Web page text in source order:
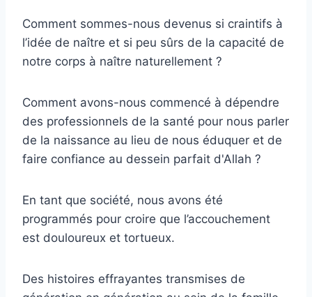
Comment sommes-nous devenus si craintifs à
l’idée de naître et si peu sûrs de la capacité de
notre corps à naître naturellement ?
Comment avons-nous commencé à dépendre
des professionnels de la santé pour nous parler
de la naissance au lieu de nous éduquer et de
faire confiance au dessein parfait d'Allah ?
En tant que société, nous avons été
programmés pour croire que l’accouchement
est douloureux et tortueux.
Des histoires effrayantes transmises de